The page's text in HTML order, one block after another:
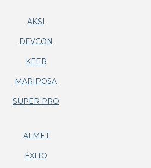
AKSI
DEVCON
KEER
MARIPOSA
SUPER PRO
ALMET
ÉXITO